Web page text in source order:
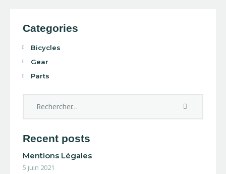
Categories
Bicycles
Gear
Parts
Recent posts
Mentions Légales
5 juin 2021